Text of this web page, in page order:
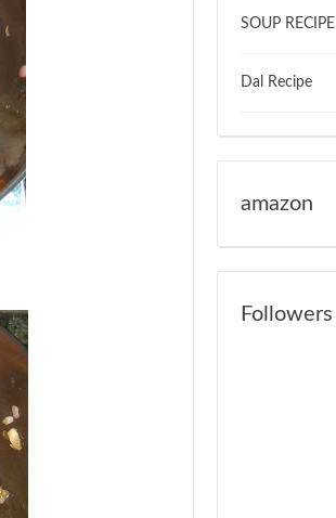
SOUP RECIPE
Dal Recipe
amazon
Followers